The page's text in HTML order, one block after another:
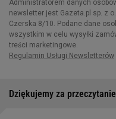
Dziękujemy za przeczytanie